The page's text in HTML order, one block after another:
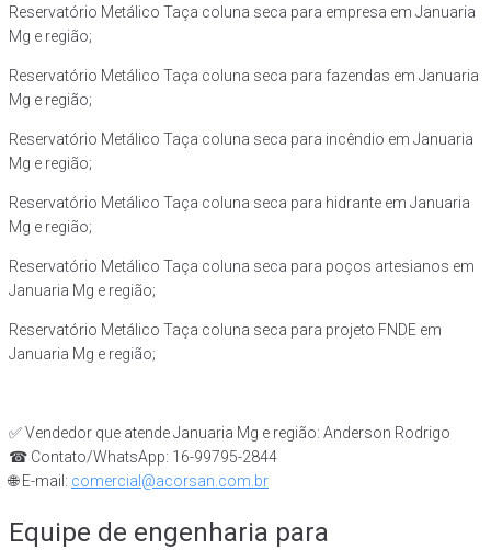
Reservatório Metálico Taça coluna seca para empresa em Januaria
Mg e região;
Reservatório Metálico Taça coluna seca para fazendas em Januaria
Mg e região;
Reservatório Metálico Taça coluna seca para incêndio em Januaria
Mg e região;
Reservatório Metálico Taça coluna seca para hidrante em Januaria
Mg e região;
Reservatório Metálico Taça coluna seca para poços artesianos em
Januaria Mg e região;
Reservatório Metálico Taça coluna seca para projeto FNDE em
Januaria Mg e região;
✅ Vendedor que atende Januaria Mg e região: Anderson Rodrigo
☎ Contato/WhatsApp: 16-99795-2844
🌐 E-mail: comercial@acorsan.com.br
Equipe de engenharia para